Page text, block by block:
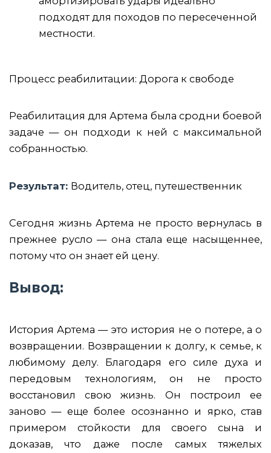
подходят для походов по пересеченной
местности.
Процесс реабилитации: Дорога к свободе
Реабилитация для Артема была сродни боевой
задаче — он подходи к ней с максимальной
собранностью.
Результат: Водитель, отец, путешественник
Сегодня жизнь Артема не просто вернулась в
прежнее русло — она стала еще насыщеннее,
потому что он знает ей цену.
Вывод:
История Артема — это история не о потере, а о
возвращении. Возвращении к долгу, к семье, к
любимому делу. Благодаря его силе духа и
передовым технологиям, он не просто
восстановил свою жизнь. Он построил ее
заново — еще более осознанно и ярко, став
примером стойкости для своего сына и
доказав, что даже после самых тяжелых